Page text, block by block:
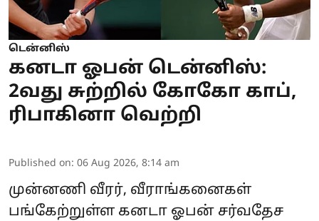
டென்னிஸ்
கனடா ஓபன் டென்னிஸ்:
2வது சுற்றில் கோகோ காப்,
ரிபாகினா வெற்றி
Published on: 06 Aug 2026, 8:14 am
முன்னணி வீரர், வீராங்கனைகள்
பங்கேற்றுள்ள கனடா ஓபன் சர்வதேச